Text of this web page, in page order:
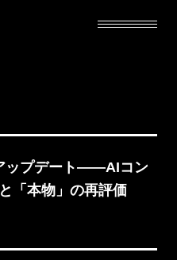
ップデート——AIコン
「本物」の再評価